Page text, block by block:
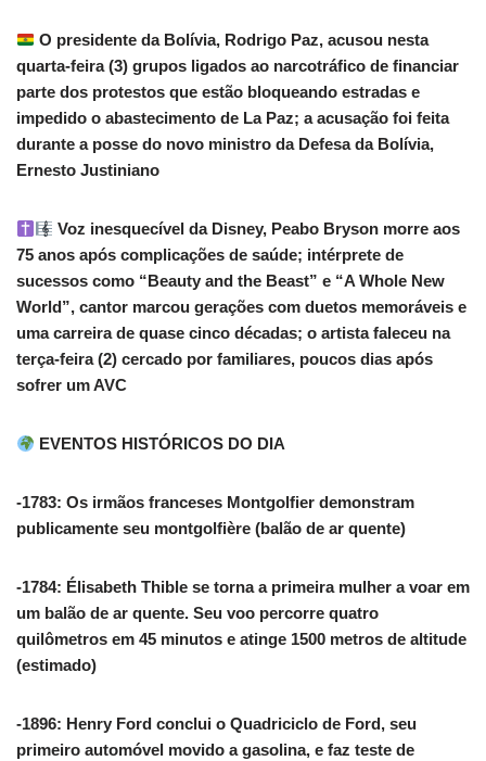
O presidente da Bolívia, Rodrigo Paz, acusou nesta
quarta-feira (3) grupos ligados ao narcotráfico de financiar
parte dos protestos que estão bloqueando estradas e
impedido o abastecimento de La Paz; a acusação foi feita
durante a posse do novo ministro da Defesa da Bolívia,
Ernesto Justiniano
Voz inesquecível da Disney, Peabo Bryson morre aos
75 anos após complicações de saúde; intérprete de
sucessos como “Beauty and the Beast” e “A Whole New
World”, cantor marcou gerações com duetos memoráveis e
uma carreira de quase cinco décadas; o artista faleceu na
terça-feira (2) cercado por familiares, poucos dias após
sofrer um AVC
EVENTOS HISTÓRICOS DO DIA
-1783: Os irmãos franceses Montgolfier demonstram
publicamente seu montgolfière (balão de ar quente)
-1784: Élisabeth Thible se torna a primeira mulher a voar em
um balão de ar quente. Seu voo percorre quatro
quilômetros em 45 minutos e atinge 1500 metros de altitude
(estimado)
-1896: Henry Ford conclui o Quadriciclo de Ford, seu
primeiro automóvel movido a gasolina, e faz teste de